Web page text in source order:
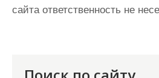
сайта ответственность не